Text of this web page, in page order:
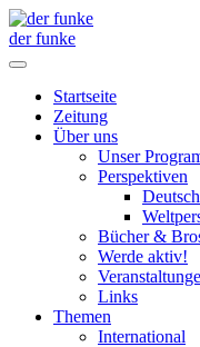
der funke
Startseite
Zeitung
Über uns
Unser
Perspektiven
Bücher &
Werde aktiv!
Links
Themen
International